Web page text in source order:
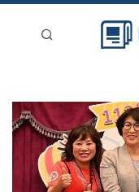
新聞稿分類
登入
刊登